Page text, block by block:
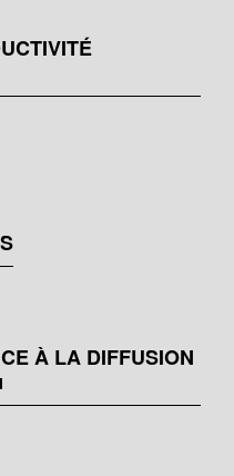
À LA DIFFUSION